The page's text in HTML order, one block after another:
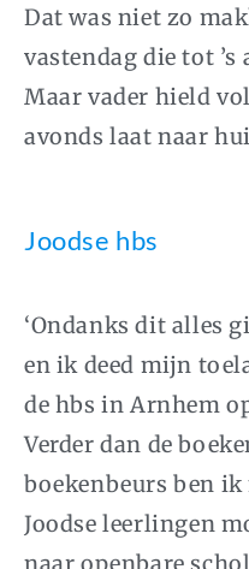
Dat was niet zo
vastendag die tot ’s
Maar vader hield
avonds laat naar
Joodse hbs
‘Ondanks dit alles
en ik deed mijn
de hbs in Arnhem
Verder dan de
boekenbeurs ben
Joodse leerlingen
naar openbare